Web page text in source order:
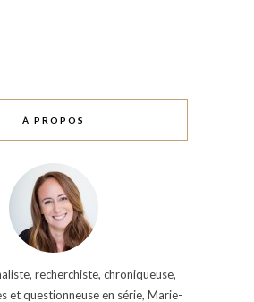
À PROPOS
recherchiste, chroniqueuse,
et questionneuse en série, Marie-